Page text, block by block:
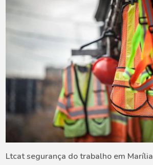
Ltcat segurança do trabalho em Marília